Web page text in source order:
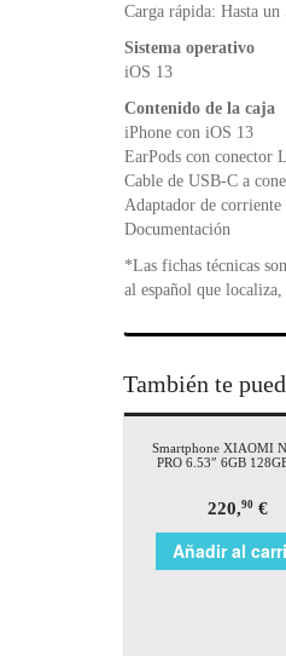
Carga rápida: Hasta
Sistema operativo
iOS 13
Contenido de la caja
iPhone con iOS 13
EarPods con conector
Cable de USB‑C a
Adaptador de
Documentación
*Las fichas técnicas
al español que
También te
Smartphone XIAOMI
PRO 6.53″ 6GB
220,90 €
Añadir al